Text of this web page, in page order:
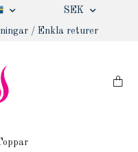
SEK
/ Enkla returer